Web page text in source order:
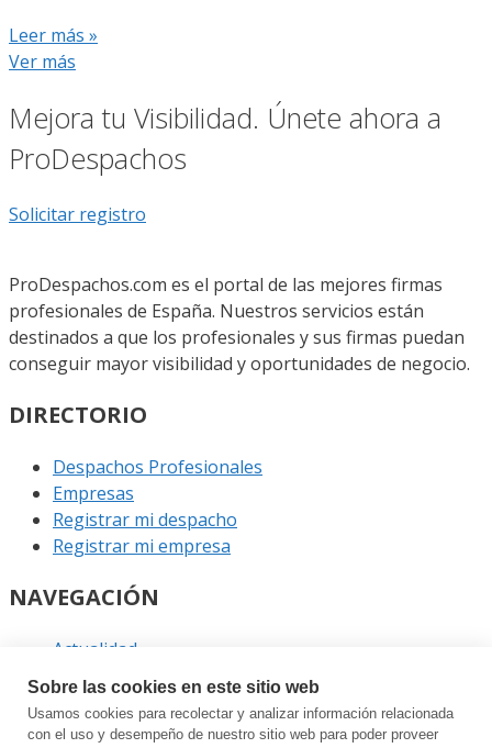
Leer más »
Ver más
Mejora tu Visibilidad. Únete ahora a
ProDespachos
Solicitar registro
ProDespachos.com es el portal de las mejores firmas
profesionales de España. Nuestros servicios están
destinados a que los profesionales y sus firmas puedan
conseguir mayor visibilidad y oportunidades de negocio.
DIRECTORIO
Despachos Profesionales
Empresas
Registrar mi despacho
Registrar mi empresa
NAVEGACIÓN
Actualidad
Podcast
Entrevistas
Eventos
Sobre las cookies en este sitio web
Usamos cookies para recolectar y analizar información relacionada
con el uso y desempeño de nuestro sitio web para poder proveer